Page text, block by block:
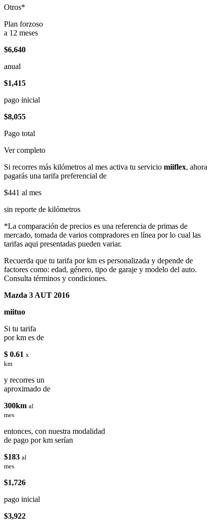
Otros*
Plan forzoso
a 12 meses
$6,640
anual
$1,415
pago inicial
$8,055
Pago total
Ver completo
Si recorres más kilómetros al mes activa tu servicio miiflex, ahora
pagarás una tarifa preferencial de
$441 al mes
sin reporte de kilómetros
*La comparación de precios es una referencia de primas de
mercado, tomada de varios compradores en línea por lo cual las
tarifas aqui presentadas pueden variar.
Recuerda que tu tarifa por km es personalizada y depende de
factores como: edad, género, tipo de garaje y modelo del auto.
Consulta términos y condiciones.
Mazda 3 AUT 2016
miituo
Si tu tarifa
por km es de
$ 0.61 x
km
y recorres un
aproximado de
300km al
mes
entonces, con nuestra modalidad
de pago por km serían
$183 al
mes
$1,726
pago inicial
$3,922